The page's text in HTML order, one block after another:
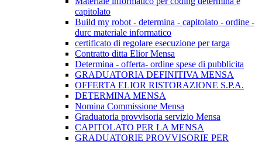
capitolato
Build my robot - determina - capitolato - ordine -
durc materiale informatico
certificato di regolare esecuzione per targa
Contratto ditta Elior Mensa
Determina - offerta- ordine spese di pubblicita
GRADUATORIA DEFINITIVA MENSA
OFFERTA ELIOR RISTORAZIONE S.P.A.
DETERMINA MENSA
Nomina Commissione Mensa
Graduatoria provvisoria servizio Mensa
CAPITOLATO PER LA MENSA
GRADUATORIE PROVVISORIE PER